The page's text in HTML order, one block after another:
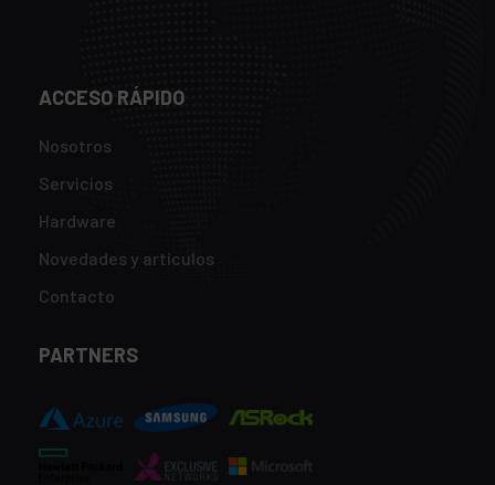
ACCESO RÁPIDO
Nosotros
Servicios
Hardware
Novedades y artículos
Contacto
PARTNERS